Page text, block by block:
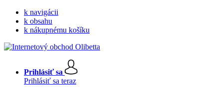
k navigácii
k obsahu
k nákupnému košíku
Prihlásiť sa
Prihlásiť sa teraz